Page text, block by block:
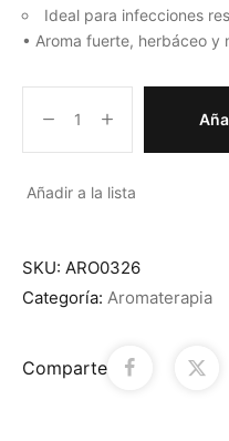
Ideal para infecciones
• Aroma fuerte, herbáceo y
Añadir a la lista
SKU: ARO0326
Categoría: Aromaterapia
Comparte